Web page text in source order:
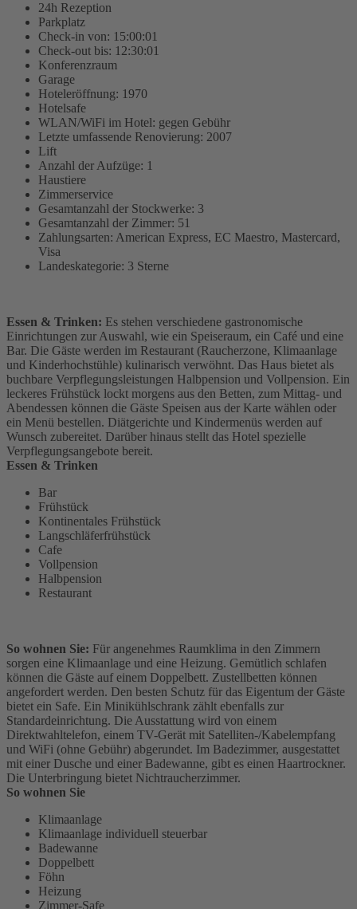
24h Rezeption
Parkplatz
Check-in von: 15:00:01
Check-out bis: 12:30:01
Konferenzraum
Garage
Hoteleröffnung: 1970
Hotelsafe
WLAN/WiFi im Hotel: gegen Gebühr
Letzte umfassende Renovierung: 2007
Lift
Anzahl der Aufzüge: 1
Haustiere
Zimmerservice
Gesamtanzahl der Stockwerke: 3
Gesamtanzahl der Zimmer: 51
Zahlungsarten: American Express, EC Maestro, Mastercard,
Visa
Landeskategorie: 3 Sterne
Essen & Trinken: Es stehen verschiedene gastronomische
Einrichtungen zur Auswahl, wie ein Speiseraum, ein Café und eine
Bar. Die Gäste werden im Restaurant (Raucherzone, Klimaanlage
und Kinderhochstühle) kulinarisch verwöhnt. Das Haus bietet als
buchbare Verpflegungsleistungen Halbpension und Vollpension. Ein
leckeres Frühstück lockt morgens aus den Betten, zum Mittag- und
Abendessen können die Gäste Speisen aus der Karte wählen oder
ein Menü bestellen. Diätgerichte und Kindermenüs werden auf
Wunsch zubereitet. Darüber hinaus stellt das Hotel spezielle
Verpflegungsangebote bereit.
Essen & Trinken
Bar
Frühstück
Kontinentales Frühstück
Langschläferfrühstück
Cafe
Vollpension
Halbpension
Restaurant
So wohnen Sie: Für angenehmes Raumklima in den Zimmern
sorgen eine Klimaanlage und eine Heizung. Gemütlich schlafen
können die Gäste auf einem Doppelbett. Zustellbetten können
angefordert werden. Den besten Schutz für das Eigentum der Gäste
bietet ein Safe. Ein Minikühlschrank zählt ebenfalls zur
Standardeinrichtung. Die Ausstattung wird von einem
Direktwahltelefon, einem TV-Gerät mit Satelliten-/Kabelempfang
und WiFi (ohne Gebühr) abgerundet. Im Badezimmer, ausgestattet
mit einer Dusche und einer Badewanne, gibt es einen Haartrockner.
Die Unterbringung bietet Nichtraucherzimmer.
So wohnen Sie
Klimaanlage
Klimaanlage individuell steuerbar
Badewanne
Doppelbett
Föhn
Heizung
Zimmer-Safe